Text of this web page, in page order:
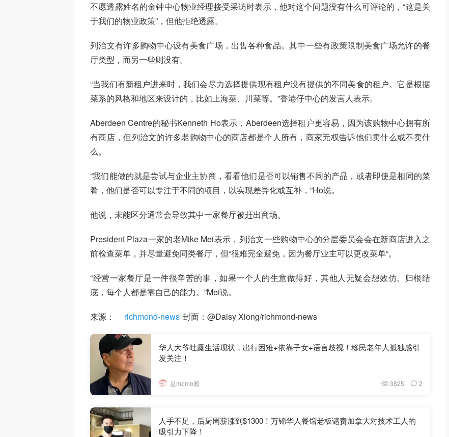
不愿透露姓名的金钟中心物业经理接受采访时表示，他对这个问题没有什么可评论的，“这是关
于我们的物业政策”，但他拒绝透露。
列治文有许多购物中心设有美食广场，出售各种食品。其中一些有政策限制美食广场允许的餐
厅类型，而另一些则没有。
“当我们有新租户进来时，我们会尽力选择提供现有租户没有提供的不同美食的租户。它是根据
菜系的风格和地区来设计的，比如上海菜、川菜等。”香港仔中心的发言人表示。
Aberdeen Centre的秘书Kenneth Ho表示，Aberdeen选择租户更容易，因为该购物中心拥有所
有商店，但列治文的许多老购物中心的商店都是个人所有，商家无权告诉他们卖什么或不卖什
么。
“我们能做的就是尝试与企业主协商，看看他们是否可以销售不同的产品，或者即使是相同的菜
肴，他们是否可以专注于不同的项目，以实现差异化或互补，”Ho说。
他说，未能区分通常会导致其中一家餐厅被赶出商场。
President Plaza一家的老Mike Mei表示，列治文一些购物中心的分层委员会会在新商店进入之
前检查菜单，并尽量避免同类餐厅，但“很难完全避免，因为餐厅业主可以更改菜单“。
“经营一家餐厅是一件很辛苦的事，如果一个人的生意做得好，其他人无疑会想效仿。归根结
底，每个人都是靠自己的能力。”Mei说。
来源： richmond-news 封面：@Daisy Xiong/richmond-news
华人大爷吐露生活现状，出行困难+依靠子女+语言歧视！移民老年人孤独感引
发关注！
是momo酱 3825 2
人手不足，后厨周薪涨到$1300！万锦华人餐馆老板谴责加拿大对技术工人的
吸引力下降！